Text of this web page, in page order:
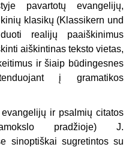
pavartotų evangelijų,
klasikų (Klassikern und
realijų paaiškinimus
aiškintinas teksto vietas,
ir šiaip būdingesnes
į gramatikos
ir psalmių citatos
pradžioje) J.
sinoptiškai sugretintos su